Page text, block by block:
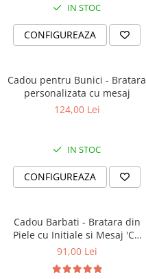
IN STOC
CONFIGUREAZA
Cadou pentru Bunici - Bratara
personalizata cu mesaj
124,00 Lei
IN STOC
CONFIGUREAZA
Cadou Barbati - Bratara din
Piele cu Initiale si Mesaj 'Cu
Tine Oriunde în Lume'
91,00 Lei